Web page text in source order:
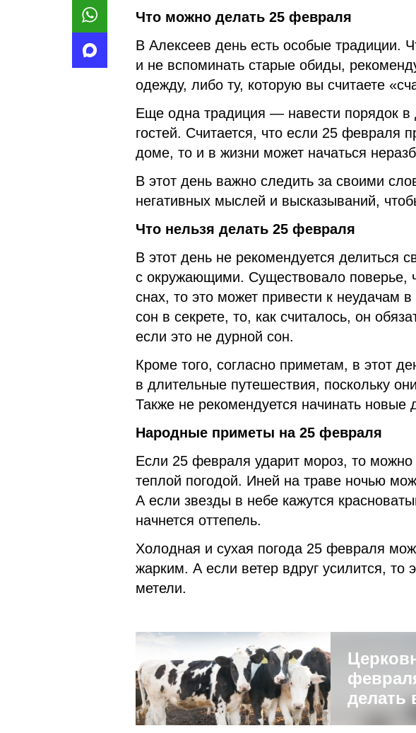
Что можно делать 25 февраля
В Алексеев день есть особые традиции.
и не вспоминать старые обиды,
одежду, либо ту, которую вы считаете
Еще одна традиция — навести порядок в
гостей. Считается, что если 25 февраля
доме, то и в жизни может начаться
В этот день важно следить за своими
негативных мыслей и высказываний,
Что нельзя делать 25 февраля
В этот день не рекомендуется делиться
с окружающими. Существовало поверье,
снах, то это может привести к неудачам
сон в секрете, то, как считалось, он
если это не дурной сон.
Кроме того, согласно приметам, в этот
в длительные путешествия, поскольку
Также не рекомендуется начинать новые
Народные приметы на 25 февраля
Если 25 февраля ударит мороз, то можно
теплой погодой. Иней на траве ночью
А если звезды в небе кажутся
начнется оттепель.
Холодная и сухая погода 25 февраля
жарким. А если ветер вдруг усилится, то
метели.
делать